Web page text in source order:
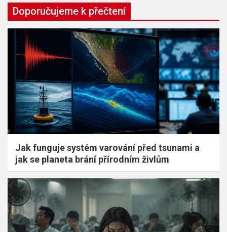
Doporučujeme k přečtení
Jak funguje systém varování před tsunami a
jak se planeta brání přírodním živlům